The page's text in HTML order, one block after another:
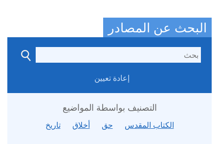
البحث عن المصادر
إعادة تعيين
التصنيف بواسطة المواضيع
الكتاب المقدس حق أخلاق تاريخ